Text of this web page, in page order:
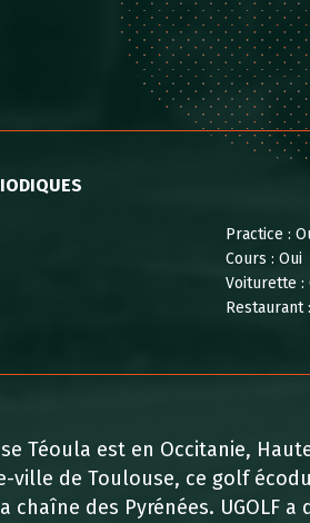
Practice :
Cours : Oui
Voiturette :
Restaurant :
Téoula est en Occitanie,
ville de Toulouse, ce golf
chaîne des Pyrénées. UGOLF